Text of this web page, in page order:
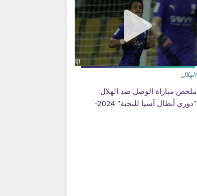
الهلال
ملخص مباراة الوصل ضد الهلال
"دوري أبطال آسيا للنخبة" 2024-